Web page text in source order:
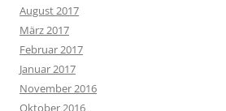
August 2017
März 2017
Februar 2017
Januar 2017
November 2016
Oktober 2016